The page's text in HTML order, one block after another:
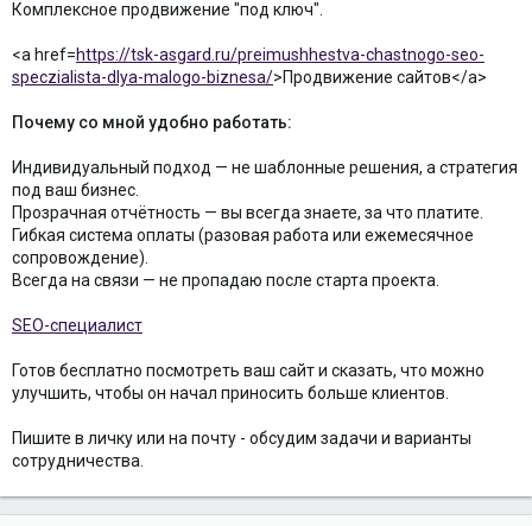
Комплексное продвижение "под ключ".
<a href=https://tsk-asgard.ru/preimushhestva-chastnogo-seo-
speczialista-dlya-malogo-biznesa/>Продвижение сайтов</a>
Почему со мной удобно работать:
Индивидуальный подход — не шаблонные решения, а стратегия
под ваш бизнес.
Прозрачная отчётность — вы всегда знаете, за что платите.
Гибкая система оплаты (разовая работа или ежемесячное
сопровождение).
Всегда на связи — не пропадаю после старта проекта.
SEO-специалист
Готов бесплатно посмотреть ваш сайт и сказать, что можно
улучшить, чтобы он начал приносить больше клиентов.
Пишите в личку или на почту - обсудим задачи и варианты
сотрудничества.